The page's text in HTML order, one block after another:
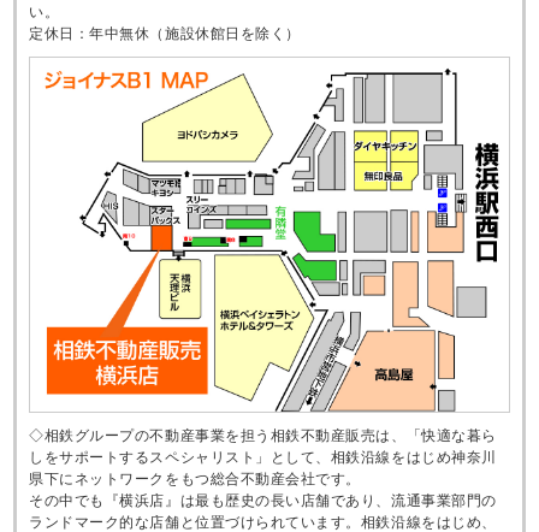
い。
定休日：年中無休（施設休館日を除く）
◇相鉄グループの不動産事業を担う相鉄不動産販売は、「快適な暮ら
しをサポートするスペシャリスト」として、相鉄沿線をはじめ神奈川
県下にネットワークをもつ総合不動産会社です。
その中でも『横浜店』は最も歴史の長い店舗であり、流通事業部門の
ランドマーク的な店舗と位置づけられています。相鉄沿線をはじめ、